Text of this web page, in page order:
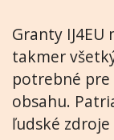
Granty
takmer
potrebné
obsahu.
ľudské